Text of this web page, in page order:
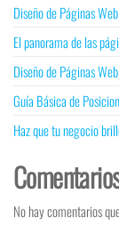
Diseño de Páginas
El panorama de las
Diseño de Páginas
Guía Básica de
Haz que tu negocio
No hay comentarios